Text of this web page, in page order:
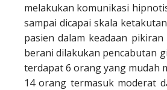
melakukan komunikasi
sampai dicapai skala
pasien dalam keadaan
berani dilakukan pencabutan
terdapat 6 orang yang mudah
14 orang termasuk moderat